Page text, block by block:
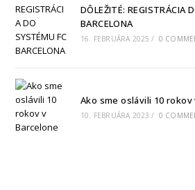
DÔLEŽITÉ: REGISTRÁCIA
BARCELONA
16. FEBRUÁRA 2025 / 0
Ako sme oslávili 10 rokov
10. FEBRUÁRA 2023 / 0